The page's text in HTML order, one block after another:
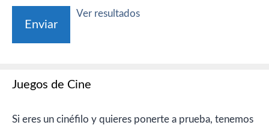
Ver resultados
Juegos de Cine
Si eres un cinéfilo y quieres ponerte a prueba, tenemos